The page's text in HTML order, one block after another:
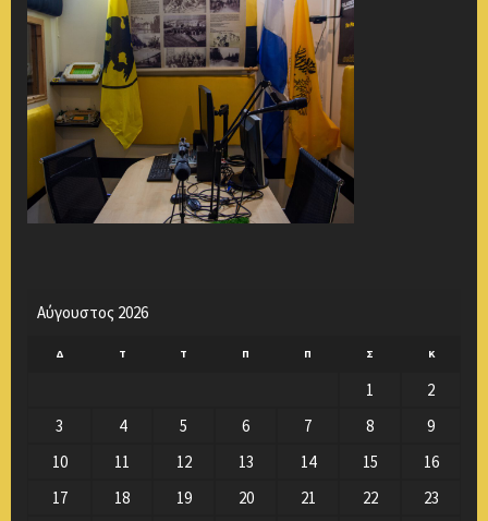
Αύγουστος 2026
Δ Τ Τ Π Π Σ Κ
1
2
3
4 5 6 7 8
9
10
11 12 13 14 15
16
17
18 19 20 21 22
23